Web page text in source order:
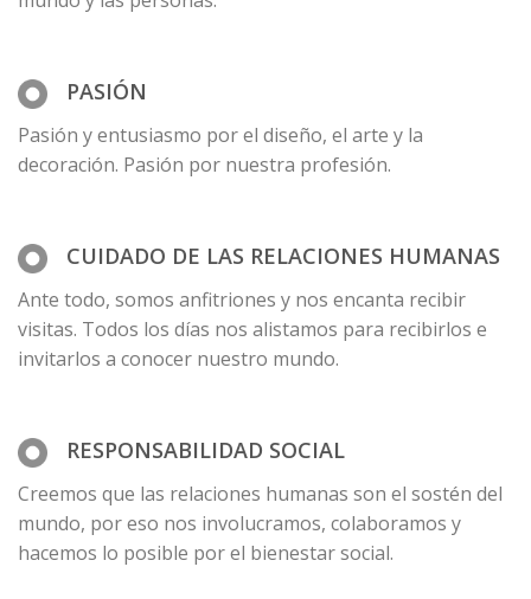
PASIÓN
Pasión y entusiasmo por el diseño, el arte y la
decoración. Pasión por nuestra profesión.
CUIDADO DE LAS RELACIONES HUMANAS
Ante todo, somos anfitriones y nos encanta recibir
visitas. Todos los días nos alistamos para recibirlos e
invitarlos a conocer nuestro mundo.
RESPONSABILIDAD SOCIAL
Creemos que las relaciones humanas son el sostén del
mundo, por eso nos involucramos, colaboramos y
hacemos lo posible por el bienestar social.